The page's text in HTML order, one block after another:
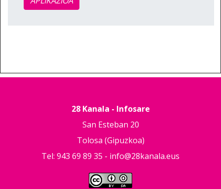
28 Kanala - Infosare
San Esteban 20
Tolosa (Gipuzkoa)
Tel: 943 69 89 35 - info@28kanala.eus